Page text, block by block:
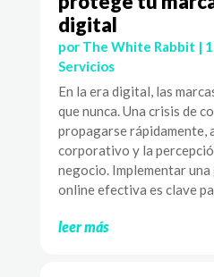
digital
por The White Rabbit |
Servicios
En la era digital, las
que nunca. Una crisis de
propagarse rápidamente,
corporativo y la
negocio. Implementar
online efectiva es clave
leer más